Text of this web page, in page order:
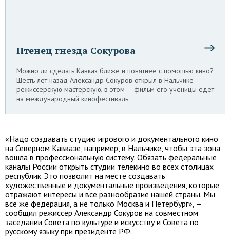
Птенец гнезда Сокурова
Можно ли сделать Кавказ ближе и понятнее с помощью кино?
Шесть лет назад Александр Сокуров открыл в Нальчике
режиссерскую мастерскую, в этом — фильм его ученицы едет
на международный кинофестиваль
«Надо создавать студию игрового и документального кино
на Северном Кавказе, например, в Нальчике, чтобы эта зона
вошла в профессиональную систему. Обязать федеральные
каналы России открыть студии телекино во всех столицах
республик. Это позволит на месте создавать
художественные и документальные произведения, которые
отражают интересы и все разнообразие нашей страны. Мы
все же федерация, а не только Москва и Петербург», —
сообщил режиссер Александр Сокуров на совместном
заседании Совета по культуре и искусству и Совета по
русскому языку при президенте РФ.